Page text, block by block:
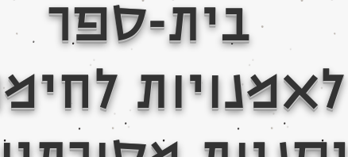
בית-ספר
לאמנויות